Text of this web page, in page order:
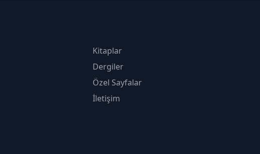
Kitaplar
Dergiler
Özel Sayfalar
İletişim